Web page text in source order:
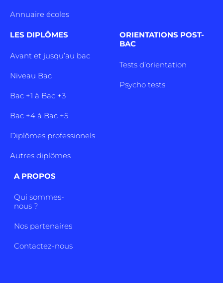
Annuaire écoles
LES DIPLÔMES
Avant et jusqu’au bac
Niveau Bac
Bac +1 à Bac +3
Bac +4 à Bac +5
Diplômes professionels
Autres diplômes
ORIENTATIONS POST-
BAC
Tests d’orientation
Psycho tests
A PROPOS
Qui sommes-
nous ?
Nos partenaires
Contactez-nous